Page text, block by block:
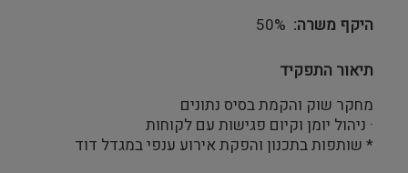
היקף משרה 50%
תיאור התפקיד
מחקר שוק והקמת בסיס נתונים
· ניהול יומן וקיום פגישות עם לקוחות
* שותפות בתכנון והפקת אירוע ענפי במגדל דוד